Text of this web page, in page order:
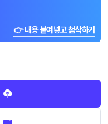
👉 내용 붙여넣고 첨삭하기